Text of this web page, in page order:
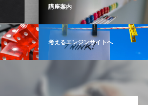
講座案内
考えるエンジンサイトへ